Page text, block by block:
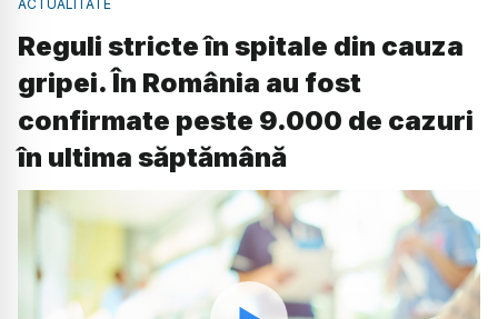
ACTUALITATE
Reguli stricte în spitale din cauza
gripei. În România au fost
confirmate peste 9.000 de cazuri
în ultima săptămână